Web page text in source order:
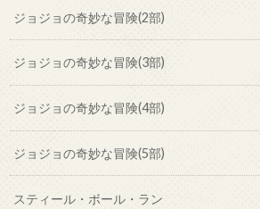
ジョジョの奇妙な冒険(2部)
ジョジョの奇妙な冒険(3部)
ジョジョの奇妙な冒険(4部)
ジョジョの奇妙な冒険(5部)
スティール・ボール・ラン